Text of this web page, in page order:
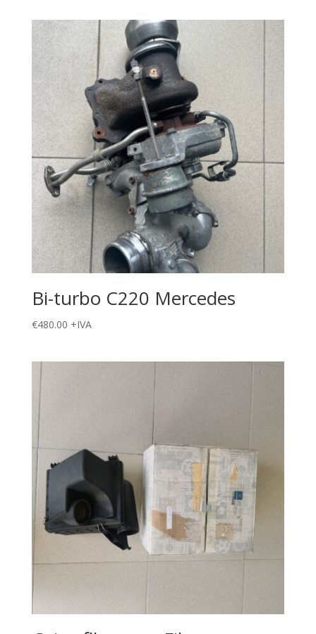
Bi-turbo C220 Mercedes
€480.00 +IVA